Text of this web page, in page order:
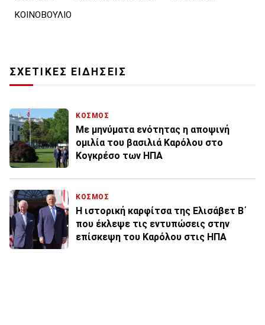
ΚΟΙΝΟΒΟΥΛΙΟ
ΣΧΕΤΙΚΕΣ ΕΙΔΗΣΕΙΣ
ΚΟΣΜΟΣ
Με μηνύματα ενότητας η αποψινή
ομιλία του βασιλιά Καρόλου στο
Κογκρέσο των ΗΠΑ
ΚΟΣΜΟΣ
Η ιστορική καρφίτσα της Ελισάβετ Β΄
που έκλεψε τις εντυπώσεις στην
επίσκεψη του Καρόλου στις ΗΠΑ